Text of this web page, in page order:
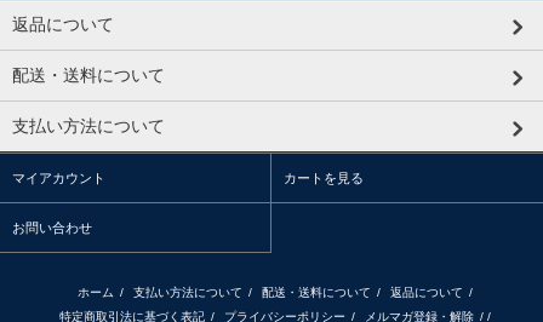
返品について
配送・送料について
支払い方法について
マイアカウント カートを見る
お問い合わせ
ホーム / 支払い方法について / 配送・送料について / 返品について /
特定商取引法に基づく表記 / プライバシーポリシー / メルマガ登録・解除 / /